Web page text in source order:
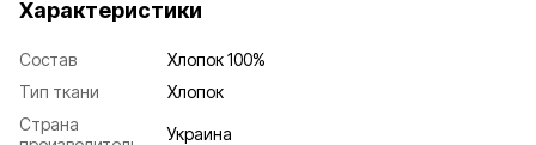
Характеристики
Состав
Хлопок 100%
Тип ткани
Хлопок
Страна
Украина